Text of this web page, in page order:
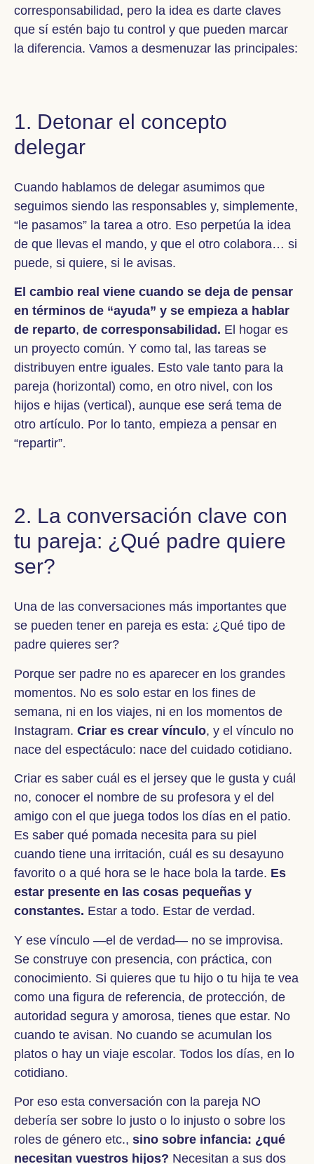
corresponsabilidad, pero la idea es darte claves
que sí estén bajo tu control y que pueden marcar
la diferencia. Vamos a desmenuzar las principales:
1. Detonar el concepto
delegar
Cuando hablamos de delegar asumimos que
seguimos siendo las responsables y, simplemente,
“le pasamos” la tarea a otro. Eso perpetúa la idea
de que llevas el mando, y que el otro colabora… si
puede, si quiere, si le avisas.
El cambio real viene cuando se deja de pensar
en términos de “ayuda” y se empieza a hablar
de reparto, de corresponsabilidad. El hogar es
un proyecto común. Y como tal, las tareas se
distribuyen entre iguales. Esto vale tanto para la
pareja (horizontal) como, en otro nivel, con los
hijos e hijas (vertical), aunque ese será tema de
otro artículo. Por lo tanto, empieza a pensar en
“repartir”.
2. La conversación clave con
tu pareja: ¿Qué padre quiere
ser?
Una de las conversaciones más importantes que
se pueden tener en pareja es esta: ¿Qué tipo de
padre quieres ser?
Porque ser padre no es aparecer en los grandes
momentos. No es solo estar en los fines de
semana, ni en los viajes, ni en los momentos de
Instagram. Criar es crear vínculo, y el vínculo no
nace del espectáculo: nace del cuidado cotidiano.
Criar es saber cuál es el jersey que le gusta y cuál
no, conocer el nombre de su profesora y el del
amigo con el que juega todos los días en el patio.
Es saber qué pomada necesita para su piel
cuando tiene una irritación, cuál es su desayuno
favorito o a qué hora se le hace bola la tarde. Es
estar presente en las cosas pequeñas y
constantes. Estar a todo. Estar de verdad.
Y ese vínculo —el de verdad— no se improvisa.
Se construye con presencia, con práctica, con
conocimiento. Si quieres que tu hijo o tu hija te vea
como una figura de referencia, de protección, de
autoridad segura y amorosa, tienes que estar. No
cuando te avisan. No cuando se acumulan los
platos o hay un viaje escolar. Todos los días, en lo
cotidiano.
Por eso esta conversación con la pareja NO
debería ser sobre lo justo o lo injusto o sobre los
roles de género etc., sino sobre infancia: ¿qué
necesitan vuestros hijos? Necesitan a sus dos